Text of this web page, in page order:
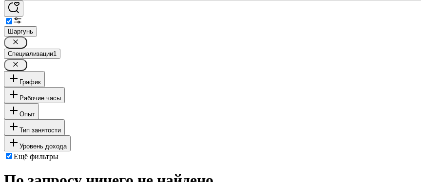
Шаргунь
Специализации1
График
Рабочие часы
Опыт
Тип занятости
Уровень дохода
Ещё фильтры